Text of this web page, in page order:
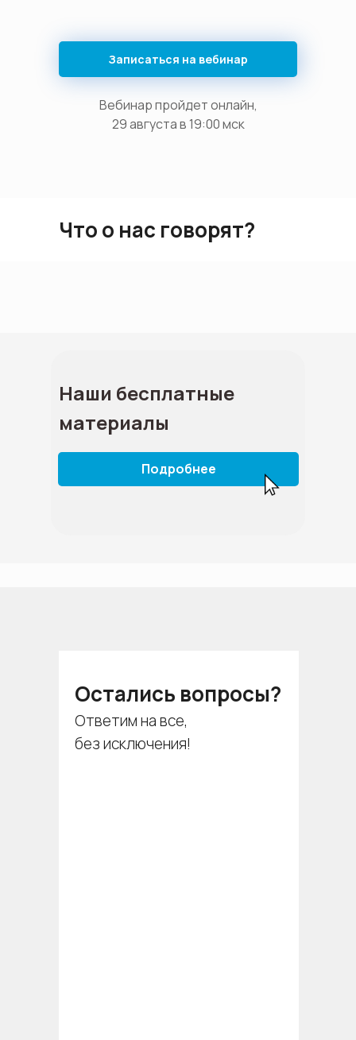
Записаться на вебинар
Вебинар пройдет онлайн,
29 августа в 19:00 мск
Что о нас говорят?
Наши бесплатные
материалы
Подробнее
Остались вопросы?
Ответим на все,
без исключения!